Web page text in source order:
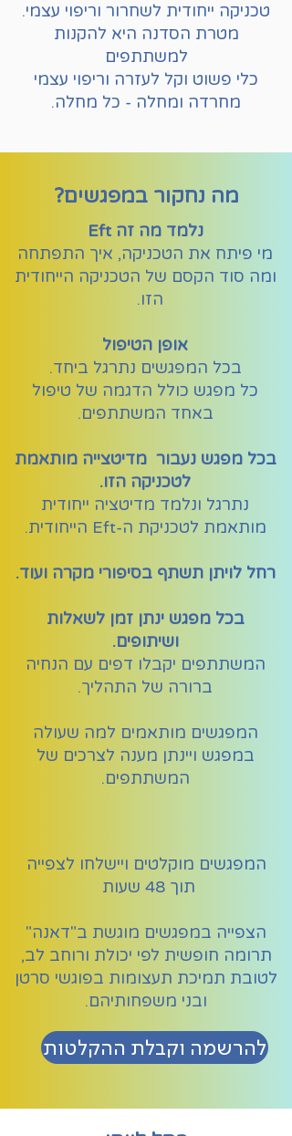
טכניקה ייחודית לשחרור וריפוי עצמי.
מטרת הסדנה היא להקנות
למשתתפים
כלי פשוט וקל לעזרה וריפוי עצמי
מחרדה ומחלה - כל מחלה.
מה נחקור במפגשים?
נלמד מה זה Eft
מי פיתח את הטכניקה, איך התפתחה
ומה סוד הקסם של הטכניקה הייחודית
הזו.
אופן הטיפול
בכל המפגשים נתרגל ביחד.
כל מפגש כולל הדגמה של טיפול
באחד המשתתפים.
בכל מפגש נעבור מדיטצייה מותאמת
לטכניקה הזו.
נתרגל ונלמד מדיטציה ייחודית
מותאמת לטכניקת ה-Eft הייחודית.
רחל לויתן תשתף בסיפורי מקרה ועוד.
בכל מפגש ינתן זמן לשאלות
ושיתופים.
המשתתפים יקבלו דפים עם הנחיה
ברורה של התהליך.
המפגשים מותאמים למה שעולה
במפגש ויינתן מענה לצרכים של
המשתתפים.
המפגשים מוקלטים ויישלחו לצפייה
תוך 48 שעות
הצפייה במפגשים מוגשת ב"דאנה"
תרומה חופשית לפי יכולת ורוחב לב,
לטובת תמיכת תעצומות בפוגשי סרטן
ובני משפחותיהם.
להרשמה וקבלת ההקלטות